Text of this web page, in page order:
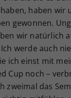
haben wir
gewonnen.
wir natürlich
werde auch
ich einst mit
Cup noch –
zweimal das